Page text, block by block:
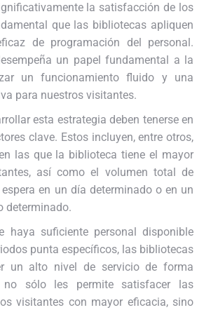
la satisfacción de los
que las bibliotecas apliquen
de programación del personal.
un papel fundamental a la
un funcionamiento fluido y una
para nuestros visitantes.
esta estrategia deben tenerse en
clave. Estos incluyen, entre otros,
las que la biblioteca tiene el mayor
así como el volumen total de
en un día determinado o en un
determinado.
haya suficiente personal disponible
punta específicos, las bibliotecas
un alto nivel de servicio de forma
no sólo les permite satisfacer las
visitantes con mayor eficacia, sino